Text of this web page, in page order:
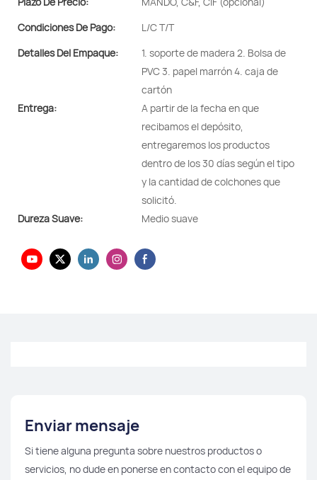
Condiciones De Pago:
L/C T/T
Detalles Del Empaque:
1. soporte de madera 2. Bolsa de
PVC 3. papel marrón 4. caja de
cartón
Entrega:
A partir de la fecha en que
recibamos el depósito,
entregaremos los productos
dentro de los 30 días según el tipo
y la cantidad de colchones que
solicitó.
Dureza Suave:
Medio suave
Enviar mensaje
Si tiene alguna pregunta sobre nuestros productos o
servicios, no dude en ponerse en contacto con el equipo de